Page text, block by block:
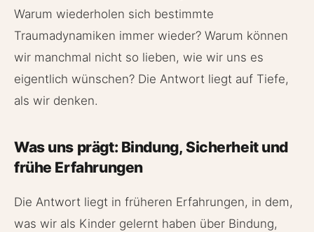
Warum wiederholen sich bestimmte
Traumadynamiken immer wieder? Warum können
wir manchmal nicht so lieben, wie wir uns es
eigentlich wünschen? Die Antwort liegt auf Tiefe,
als wir denken.
Was uns prägt: Bindung, Sicherheit und
frühe Erfahrungen
Die Antwort liegt in früheren Erfahrungen, in dem,
was wir als Kinder gelernt haben über Bindung,